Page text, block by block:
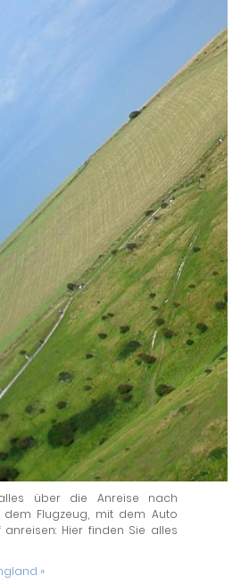
über die Anreise nach
dem Flugzeug, mit dem Auto
Hier finden Sie alles
»